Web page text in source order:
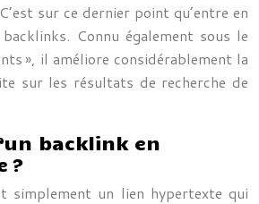
sur ce dernier point qu’entre en
Connu également sous le
», il améliore considérablement la
sur les résultats de recherche de
backlink en
?
simplement un lien hypertexte qui